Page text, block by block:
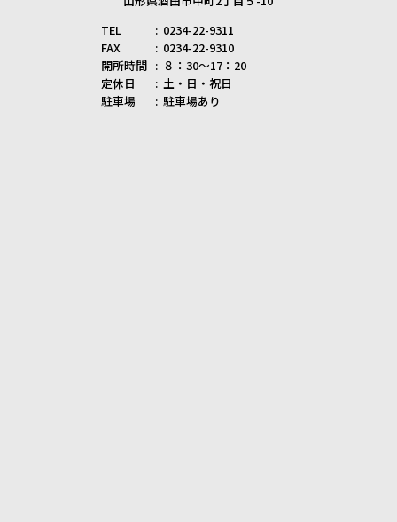
TEL
0234-22-9311
FAX
0234-22-9310
開所時間
８：30～17：20
定休日
土・日・祝日
駐車場
駐車場あり